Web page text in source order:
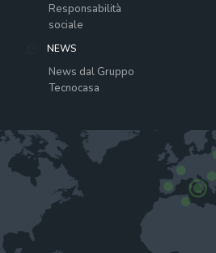
Responsabilità
sociale
NEWS
News dal Gruppo
Tecnocasa